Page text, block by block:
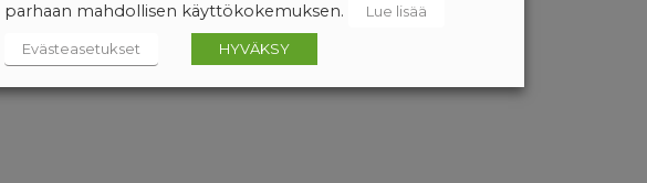
parhaan mahdollisen käyttökokemuksen.
Lue lisää
Evästeasetukset HYVÄKSY